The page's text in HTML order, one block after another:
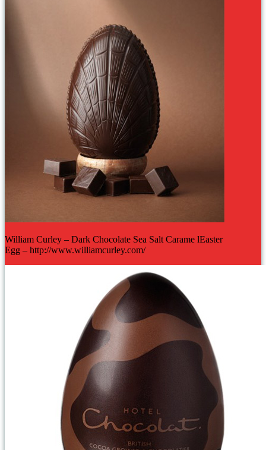
William Curley – Dark Chocolate Sea Salt Carame lEaster
Egg – http://www.williamcurley.com/